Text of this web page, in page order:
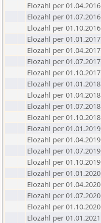
Elozahl per 01.04.2016
Elozahl per 01.07.2016
Elozahl per 01.10.2016
Elozahl per 01.01.2017
Elozahl per 01.04.2017
Elozahl per 01.07.2017
Elozahl per 01.10.2017
Elozahl per 01.01.2018
Elozahl per 01.04.2018
Elozahl per 01.07.2018
Elozahl per 01.10.2018
Elozahl per 01.01.2019
Elozahl per 01.04.2019
Elozahl per 01.07.2019
Elozahl per 01.10.2019
Elozahl per 01.01.2020
Elozahl per 01.04.2020
Elozahl per 01.07.2020
Elozahl per 01.10.2020
Elozahl per 01.01.2021